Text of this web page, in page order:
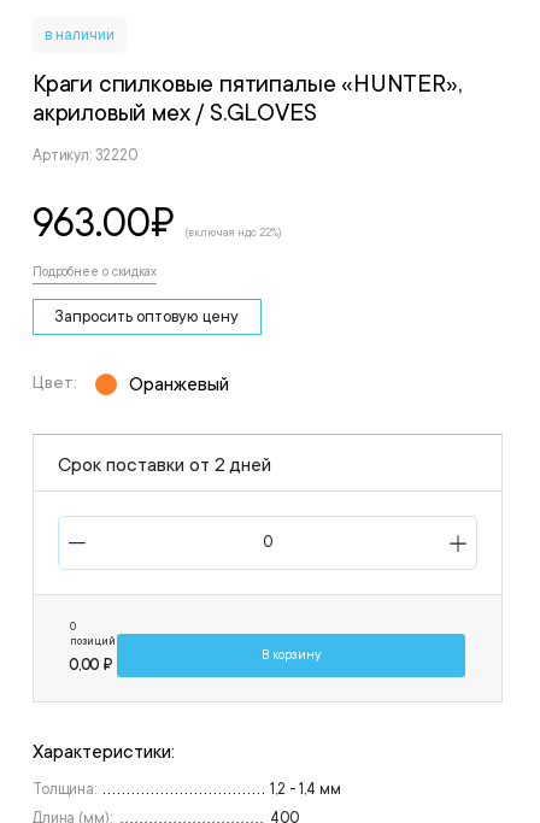
в наличии
Краги спилковые пятипалые «HUNTER»,
акриловый мех / S.GLOVES
Артикул: 32220
963.00₽ (включая ндс 22%)
Подробнее о скидках
Запросить оптовую цену
Цвет: Оранжевый
Срок поставки от 2 дней
0
позиций
0,00 ₽
В корзину
Характеристики:
Толщина:
1,2 - 1,4 мм
Длина (мм):
400